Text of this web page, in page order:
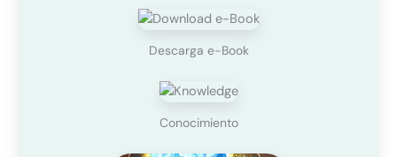
Descarga e-Book
Conocimiento